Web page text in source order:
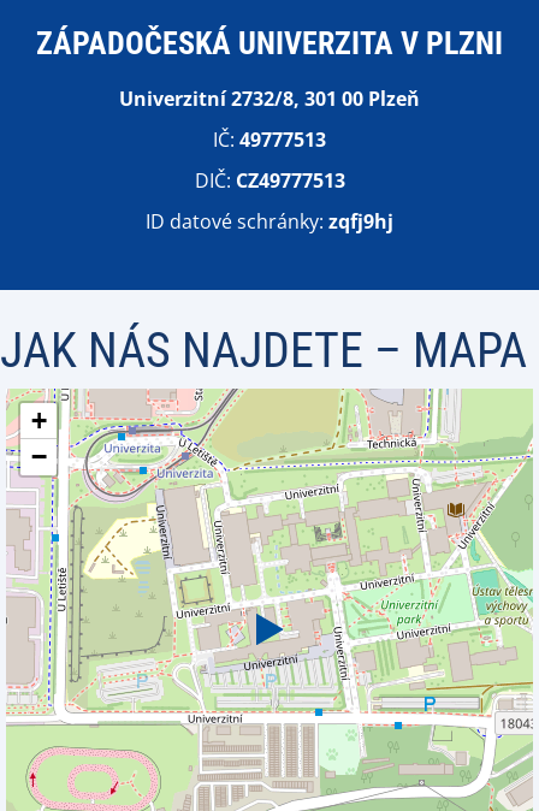
ZÁPADOČESKÁ UNIVERZITA V PLZNI
Univerzitní 2732/8, 301 00 Plzeň
IČ: 49777513
DIČ: CZ49777513
ID datové schránky: zqfj9hj
JAK NÁS NAJDETE – MAPA
+
−